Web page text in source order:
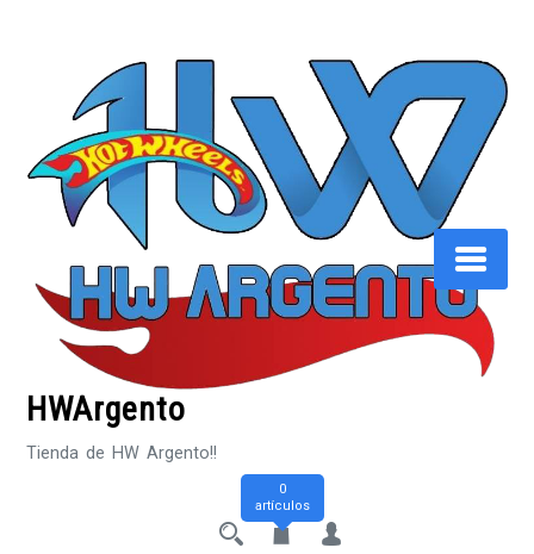
HWArgento
Tienda de HW Argento!!
0
artículos